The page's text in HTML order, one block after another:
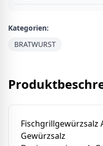
Kategorien:
BRATWURST
Fischgrillgewürzsalz
Gewürzsalz